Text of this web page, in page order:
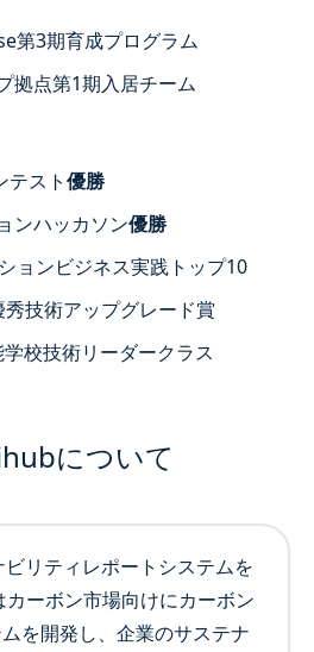
第3期育成プログラム
拠点第1期入居チーム
テスト優勝
ンハッカソン優勝
ョンビジネス実践トップ10
技術アップグレード賞
校技術リーダークラス
について
リティレポートシステムを
ーボン市場向けにカーボン
を開発し、企業のサステナ